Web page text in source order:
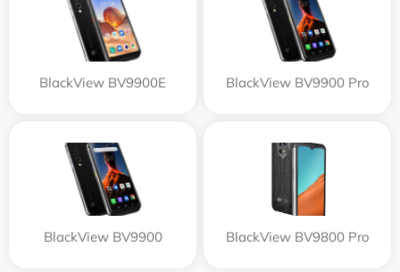
BlackView BV9900E BlackView BV9900 Pro
BlackView BV9900 BlackView BV9800 Pro